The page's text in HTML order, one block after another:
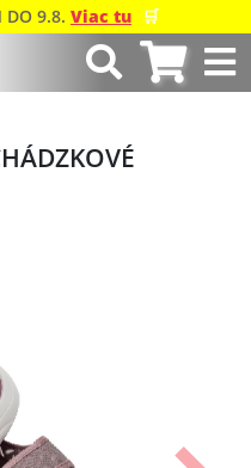
DO 9.8. Viac tu 🛒